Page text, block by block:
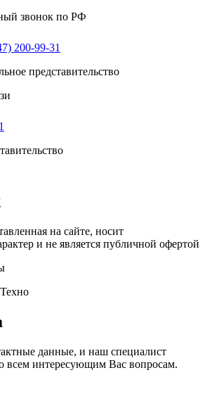
звонок по РФ
200-99-31
представительство
на сайте, носит
и не является публичной офертой
данные, и наш специалист
всем интересующим Вас вопросам.